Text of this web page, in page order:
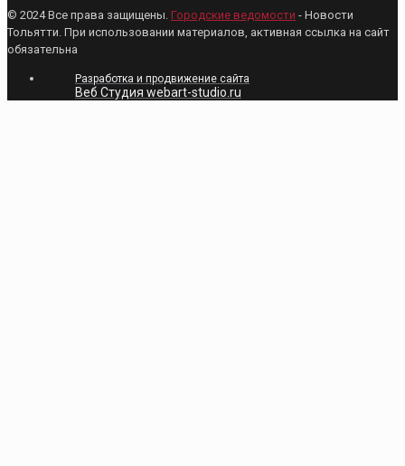
© 2024 Все права защищены. Городские ведомости - Новости
Тольятти. При использовании материалов, активная ссылка на сайт
обязательна
Разработка и продвижение сайта
Веб Студия webart-studio.ru